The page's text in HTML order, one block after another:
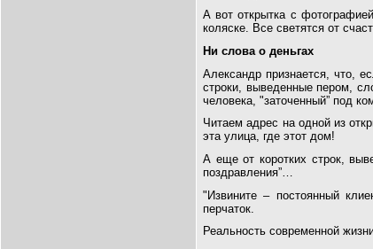
А вот открытка с
коляске. Все светятся от
Ни слова о деньгах
Александр признается, что,
строки, выведенные пером,
человека, "заточенный” под
Читаем адрес на одной из
эта улица, где этот дом!
А еще от коротких строк,
поздравления”…
"Извините – постоянный
перчаток.
Реальность современной